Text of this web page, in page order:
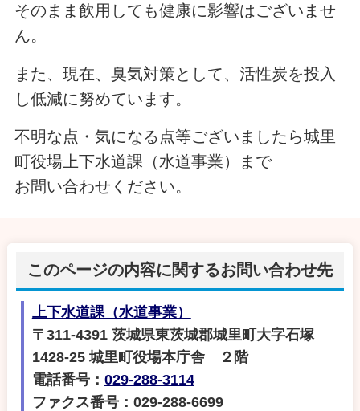
そのまま飲用しても健康に影響はございませ
ん。
また、現在、臭気対策として、活性炭を投入
し低減に努めています。
不明な点・気になる点等ございましたら城里
町役場上下水道課（水道事業）まで
お問い合わせください。
このページの内容に関するお問い合わせ先
上下水道課（水道事業）
〒311-4391 茨城県東茨城郡城里町大字石塚
1428‐25 城里町役場本庁舎 ２階
電話番号： 029-288-3114
ファクス番号：029-288-6699